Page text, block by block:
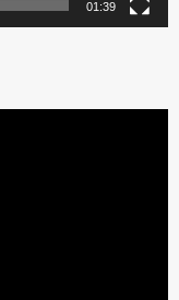
01:39